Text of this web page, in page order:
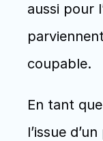
aussi pour
coupable.
En tant
l’issue